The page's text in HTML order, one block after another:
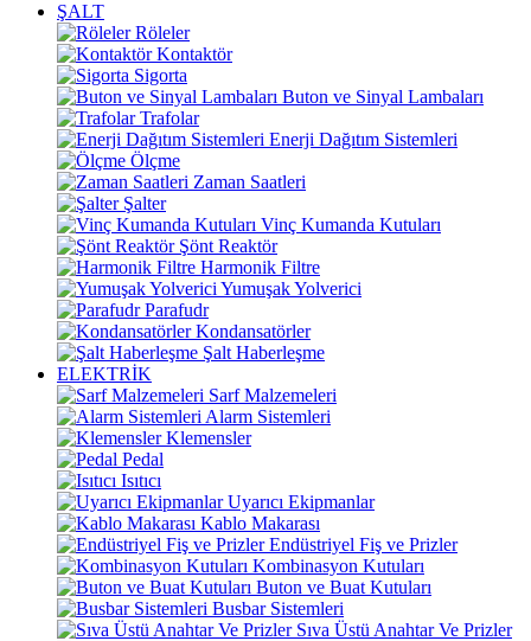
ŞALT
Röleler
Kontaktör
Sigorta
Buton ve Sinyal Lambaları
Trafolar
Enerji Dağıtım Sistemleri
Ölçme
Zaman Saatleri
Şalter
Vinç Kumanda Kutuları
Şönt Reaktör
Harmonik Filtre
Yumuşak Yolverici
Parafudr
Kondansatörler
Şalt Haberleşme
ELEKTRİK
Sarf Malzemeleri
Alarm Sistemleri
Klemensler
Pedal
Isıtıcı
Uyarıcı Ekipmanlar
Kablo Makarası
Endüstriyel Fiş ve Prizler
Kombinasyon Kutuları
Buton ve Buat Kutuları
Busbar Sistemleri
Sıva Üstü Anahtar Ve Prizler